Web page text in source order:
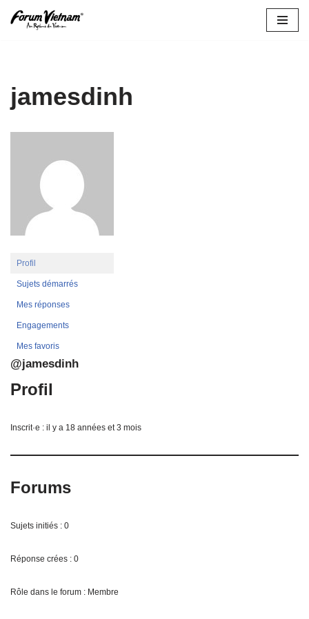
jamesdinh
Profil
Sujets démarrés
Mes réponses
Engagements
Mes favoris
@jamesdinh
Profil
Inscrit·e : il y a 18 années et 3 mois
Forums
Sujets initiés : 0
Réponse crées : 0
Rôle dans le forum : Membre